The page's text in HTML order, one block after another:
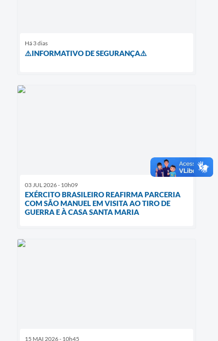
Há 3 dias
⚠️INFORMATIVO DE SEGURANÇA⚠️
03 JUL 2026 - 10h09
EXÉRCITO BRASILEIRO REAFIRMA PARCERIA
COM SÃO MANUEL EM VISITA AO TIRO DE
GUERRA E À CASA SANTA MARIA
15 MAI 2026 - 10h45